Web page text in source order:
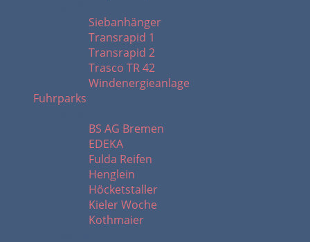
Siebanhänger
Transrapid 1
Transrapid 2
Trasco TR 42
Windenergieanlage
Fuhrparks
BS AG Bremen
EDEKA
Fulda Reifen
Henglein
Höcketstaller
Kieler Woche
Kothmaier